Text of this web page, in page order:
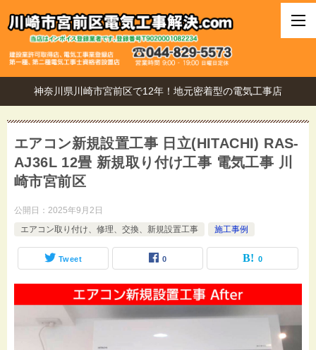
神奈川県川崎市宮前区で12年！地元密着型の電気工事店
エアコン新規設置工事 日立(HITACHI) RAS-
AJ36L 12畳 新規取り付け工事 電気工事 川
崎市宮前区
公開日： 2025年9月2日
エアコン取り付け、修理、交換、新規設置工事
施工事例
Tweet 0 0